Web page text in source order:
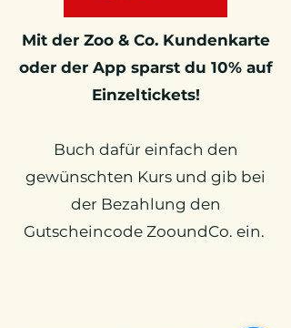
Mit der Zoo & Co. Kundenkarte
oder der App sparst du 10% auf
Einzeltickets!
Buch dafür einfach den
gewünschten Kurs und gib bei
der Bezahlung den
Gutscheincode ZooundCo. ein.